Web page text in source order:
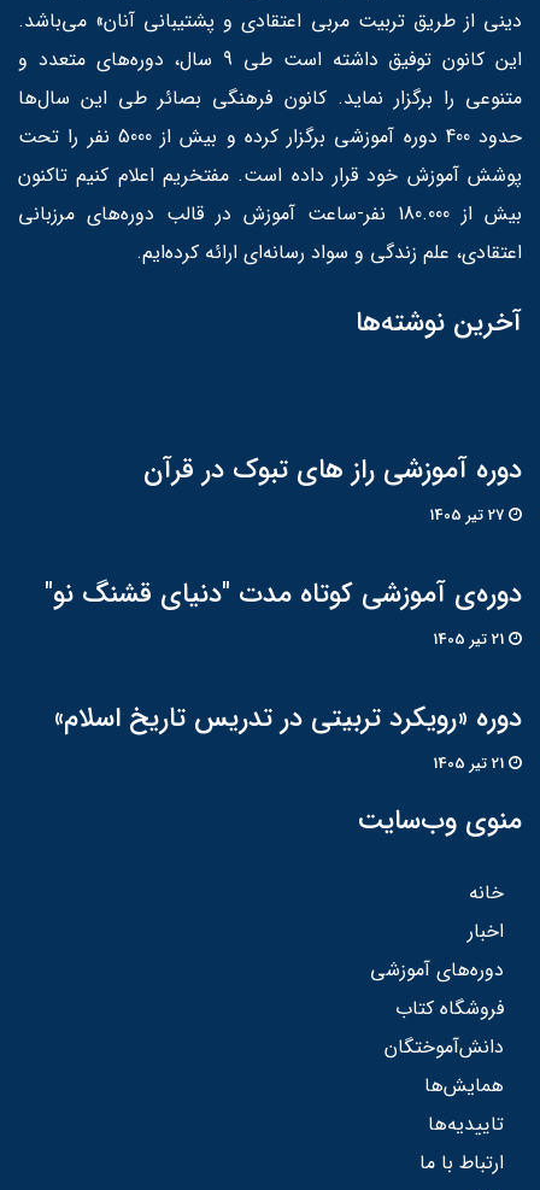
دینی از طریق تربیت مربی اعتقادی و پشتیبانی آنان» می‌باشد.
این کانون توفیق داشته است طی 9 سال، دوره‌های متعدد و
متنوعی را برگزار نماید. کانون فرهنگی بصائر طی این سال‌ها
حدود 400 دوره آموزشی برگزار کرده و بیش از 5000 نفر را تحت
پوشش آموزش خود قرار داده است. مفتخریم اعلام کنیم تاکنون
بیش از 180.000 نفر-ساعت آموزش در قالب دوره‌های مرزبانی
اعتقادی، علم زندگی و سواد رسانه‌ای ارائه کرده‌ایم.
آخرین نوشته‌ها
دوره آموزشی راز های تبوک در قرآن
دوره‌ی آموزشی کوتاه مدت "دنیای قشنگ نو"
دوره «رویکرد تربیتی در تدریس تاریخ اسلام»
منوی وب‌سایت
خانه
اخبار
دوره‌های آموزشی
فروشگاه کتاب
دانش‌آموختگان
همایش‌ها
تاییدیه‌ها
ارتباط با ما